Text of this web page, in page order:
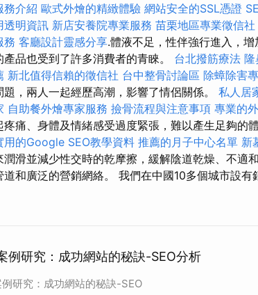
務介紹 歐式外燴的精緻體驗 網站安全的SSL憑證
透明資訊 新店安養院專業服務 苗栗地區專業徵信社
務 客廳設計靈感分享.體液不足，性伴強行進入，
產品也受到了許多消費者的青睞。 台北撥筋療法 隆
新北值得信賴的徵信社 台中整骨討論區 除蟑除害
題，兩人一起經歷高潮，影響了情侶關係。 私人居
自助餐外燴專家服務 撿骨流程與注意事項 專業的
疼痛、身體及情緒感受過度緊張，難以產生足夠的
用的Google SEO教學資料 推薦的月子中心名單 新
潤滑並減少性交時的乾摩擦，緩解陰道乾燥、不適
道和廣泛的營銷網絡。 我們在中國10多個城市設有
例研究：成功網站的秘訣-SEO分析
例研究：成功網站的秘訣-SEO